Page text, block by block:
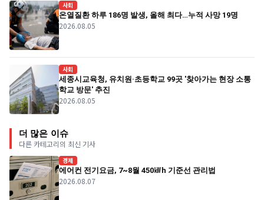
사회
온열질환 하루 186명 발생, 올해 최다…누적 사망 19명
2026.08.05
사회
세종시교육청, 유치원·초등학교 99곳 '찾아가는 현장 소통
학교 방문' 추진
2026.08.05
더 많은 이슈
다른 카테고리의 최신 기사
경제
에어컨 전기요금, 7~8월 450㎾h 기준선 관리법
2026.08.07